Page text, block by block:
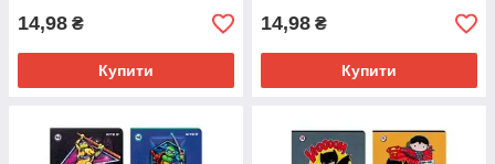
14,98 ₴
Купити
14,98 ₴
Купити